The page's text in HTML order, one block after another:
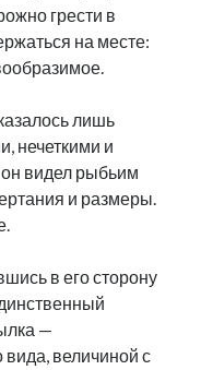
грести в
на месте:
лишь
нечеткими и
видел рыбьим
и размеры.
в его сторону
—
вида, величиной с